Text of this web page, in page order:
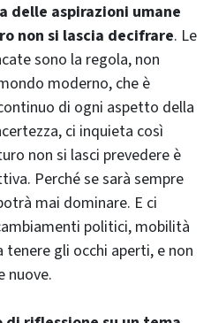
delle aspirazioni umane
non si lascia decifrare. Le
sono la regola, non
moderno, che è
di ogni aspetto della
ci inquieta così
non si lasci prevedere è
Perché se sarà sempre
mai dominare. E ci
politici, mobilità
gli occhi aperti, e non
nuove.